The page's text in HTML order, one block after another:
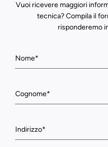
Vuoi ricevere maggiori
tecnica? Compila il
risponderemo